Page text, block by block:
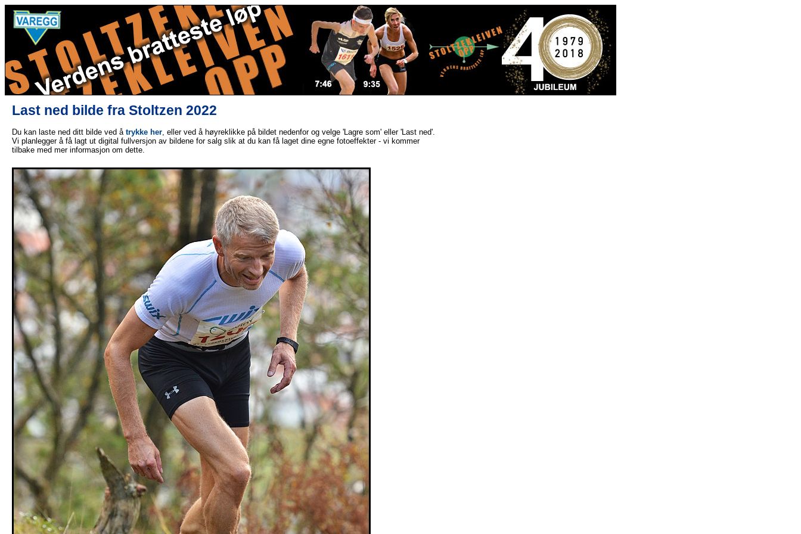
Last ned bilde fra Stoltzen 2022
Du kan laste ned ditt bilde ved å trykke her, eller ved å høyreklikke på bildet nedenfor og velge 'Lagre som' eller 'Last ned'.
Vi planlegger å få lagt ut digital fullversjon av bildene for salg slik at du kan få laget dine egne fotoeffekter - vi kommer
tilbake med mer informasjon om dette.